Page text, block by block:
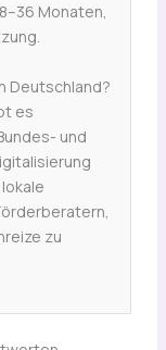
Monaten,
Deutschland?
es
und
zu